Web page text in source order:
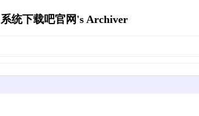
系统下载吧官网's Archiver